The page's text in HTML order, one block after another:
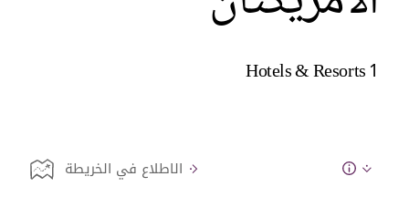
1 Hotels & Resorts
الاطلاع في الخريطة